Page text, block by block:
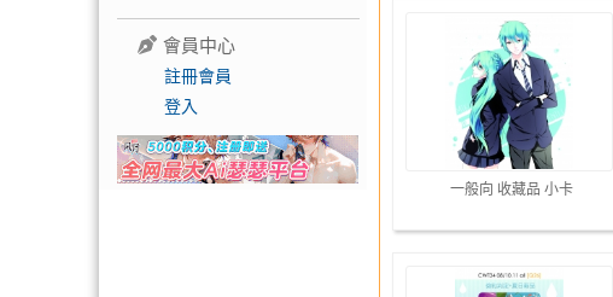
會員中心
註冊會員
登入
一般向 收藏品 小卡